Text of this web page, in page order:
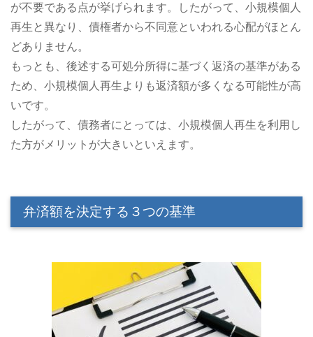
が不要である点が挙げられます。したがって、小規模個人
再生と異なり、債権者から不同意といわれる心配がほとん
どありません。
もっとも、後述する可処分所得に基づく返済の基準がある
ため、小規模個人再生よりも返済額が多くなる可能性が高
いです。
したがって、債務者にとっては、小規模個人再生を利用し
た方がメリットが大きいといえます。
弁済額を決定する３つの基準